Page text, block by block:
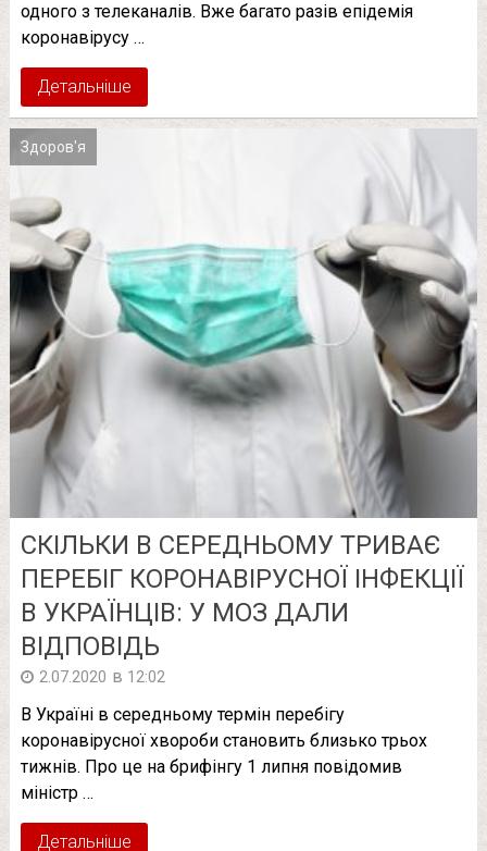
одного з телеканалів. Вже багато разів епідемія
коронавірусу …
Детальніше
Здоров'я
СКІЛЬКИ В СЕРЕДНЬОМУ ТРИВАЄ
ПЕРЕБІГ КОРОНАВІРУСНОЇ ІНФЕКЦІЇ
В УКРАЇНЦІВ: У МОЗ ДАЛИ
ВІДПОВІДЬ
2.07.2020 в 12:02
В Україні в середньому термін перебігу
коронавірусної хвороби становить близько трьох
тижнів. Про це на брифінгу 1 липня повідомив
міністр …
Детальніше